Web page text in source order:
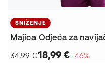
SNIŽENJE
34,99 €18,99 €−46%